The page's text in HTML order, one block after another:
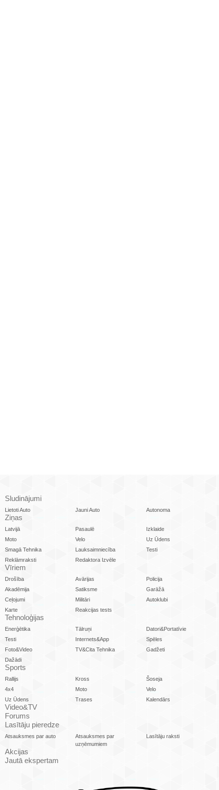
Sludinājumi
Lietoti Auto Jauni Auto Autonoma
Ziņas
Latvijā Pasaulē
Izklaide
Moto
Velo
Uz Ūdens
Smagā Tehnika
Lauksaimniecība
Testi
Reklāmraksti
Redaktora Izvēle
Vīriem
Drošība Avārijas
Policija
Akadēmija
Satiksme
Garāžā
Ceļojumi
Militāri
Autoklubi
Karte
Reakcijas tests
Tehnoloģijas
Enerģētika Tālruņi
Datori&Portatīvie
Testi
Internets&App
Spēles
Foto&Video
TV&Cita Tehnika
Gadžeti
Dažādi
Sports
Rallijs Kross
Šoseja
4x4
Moto
Velo
Uz Ūdens
Trases Kalendārs
Video&TV
Forums
Lasītāju pieredze
Atsauksmes par auto
Atsauksmes par
uzņēmumiem
Lasītāju raksti
Akcijas
Jautā ekspertam